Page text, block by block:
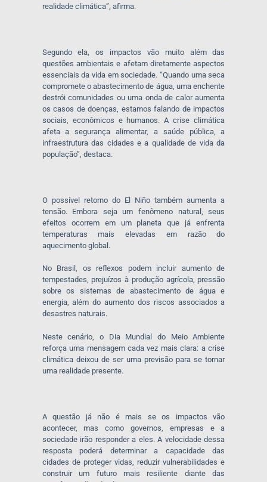
realidade climática”, afirma.
Segundo ela, os impactos vão muito além das
questões ambientais e afetam diretamente aspectos
essenciais da vida em sociedade. “Quando uma seca
compromete o abastecimento de água, uma enchente
destrói comunidades ou uma onda de calor aumenta
os casos de doenças, estamos falando de impactos
sociais, econômicos e humanos. A crise climática
afeta a segurança alimentar, a saúde pública, a
infraestrutura das cidades e a qualidade de vida da
população”, destaca.
O possível retorno do El Niño também aumenta a
tensão. Embora seja um fenômeno natural, seus
efeitos ocorrem em um planeta que já enfrenta
temperaturas mais elevadas em razão do
aquecimento global.
No Brasil, os reflexos podem incluir aumento de
tempestades, prejuízos à produção agrícola, pressão
sobre os sistemas de abastecimento de água e
energia, além do aumento dos riscos associados a
desastres naturais.
Neste cenário, o Dia Mundial do Meio Ambiente
reforça uma mensagem cada vez mais clara: a crise
climática deixou de ser uma previsão para se tornar
uma realidade presente.
A questão já não é mais se os impactos vão
acontecer, mas como governos, empresas e a
sociedade irão responder a eles. A velocidade dessa
resposta poderá determinar a capacidade das
cidades de proteger vidas, reduzir vulnerabilidades e
construir um futuro mais resiliente diante das